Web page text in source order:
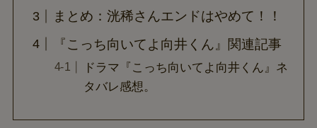
まとめ：洸稀さんエンドはやめて！！
『こっち向いてよ向井くん』関連記事
ドラマ『こっち向いてよ向井くん』ネ
タバレ感想。